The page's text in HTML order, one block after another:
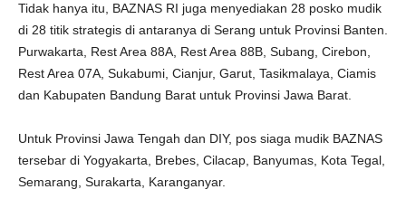
Tidak hanya itu, BAZNAS RI juga menyediakan 28 posko mudik
di 28 titik strategis di antaranya di Serang untuk Provinsi Banten.
Purwakarta, Rest Area 88A, Rest Area 88B, Subang, Cirebon,
Rest Area 07A, Sukabumi, Cianjur, Garut, Tasikmalaya, Ciamis
dan Kabupaten Bandung Barat untuk Provinsi Jawa Barat.
Untuk Provinsi Jawa Tengah dan DIY, pos siaga mudik BAZNAS
tersebar di Yogyakarta, Brebes, Cilacap, Banyumas, Kota Tegal,
Semarang, Surakarta, Karanganyar.